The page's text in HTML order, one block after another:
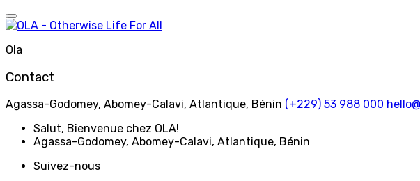
Aller
au
Ola
Contact
Agassa-Godomey, Abomey-Calavi, Atlantique, Bénin (+229) 53 988 000
Salut, Bienvenue chez OLA!
Agassa-Godomey, Abomey-Calavi, Atlantique, Bénin
Suivez-nous